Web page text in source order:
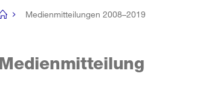
Medienmitteilungen 2008–2019